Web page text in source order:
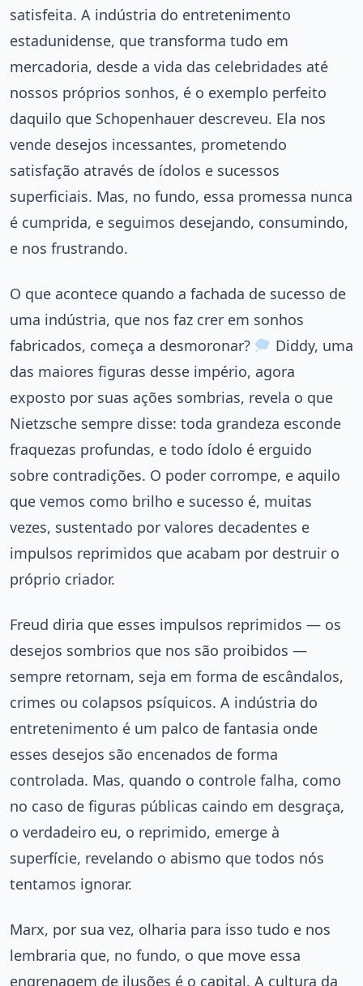
satisfeita. A indústria do entretenimento
estadunidense, que transforma tudo em
mercadoria, desde a vida das celebridades até
nossos próprios sonhos, é o exemplo perfeito
daquilo que Schopenhauer descreveu. Ela nos
vende desejos incessantes, prometendo
satisfação através de ídolos e sucessos
superficiais. Mas, no fundo, essa promessa nunca
é cumprida, e seguimos desejando, consumindo,
e nos frustrando.
O que acontece quando a fachada de sucesso de
uma indústria, que nos faz crer em sonhos
fabricados, começa a desmoronar?
Diddy, uma
das maiores figuras desse império, agora
exposto por suas ações sombrias, revela o que
Nietzsche sempre disse: toda grandeza esconde
fraquezas profundas, e todo ídolo é erguido
sobre contradições. O poder corrompe, e aquilo
que vemos como brilho e sucesso é, muitas
vezes, sustentado por valores decadentes e
impulsos reprimidos que acabam por destruir o
próprio criador.
Freud diria que esses impulsos reprimidos — os
desejos sombrios que nos são proibidos —
sempre retornam, seja em forma de escândalos,
crimes ou colapsos psíquicos. A indústria do
entretenimento é um palco de fantasia onde
esses desejos são encenados de forma
controlada. Mas, quando o controle falha, como
no caso de figuras públicas caindo em desgraça,
o verdadeiro eu, o reprimido, emerge à
superfície, revelando o abismo que todos nós
tentamos ignorar.
Marx, por sua vez, olharia para isso tudo e nos
lembraria que, no fundo, o que move essa
engrenagem de ilusões é o capital. A cultura da